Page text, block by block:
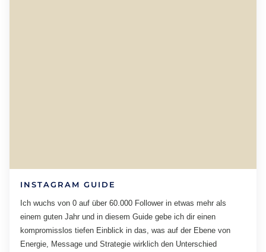
INSTAGRAM GUIDE
Ich wuchs von 0 auf über 60.000 Follower in etwas mehr als
einem guten Jahr und in diesem Guide gebe ich dir einen
kompromisslos tiefen Einblick in das, was auf der Ebene von
Energie, Message und Strategie wirklich den Unterschied